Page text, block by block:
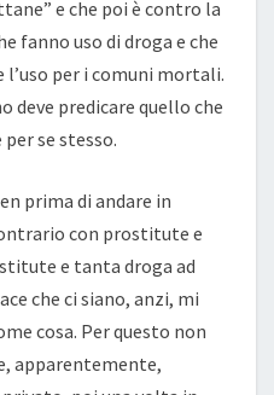
e che poi è contro la
fanno uso di droga e che
per i comuni mortali.
deve predicare quello che
se stesso.
prima di andare in
con prostitute e
e tanta droga ad
che ci siano, anzi, mi
cosa. Per questo non
apparentemente,